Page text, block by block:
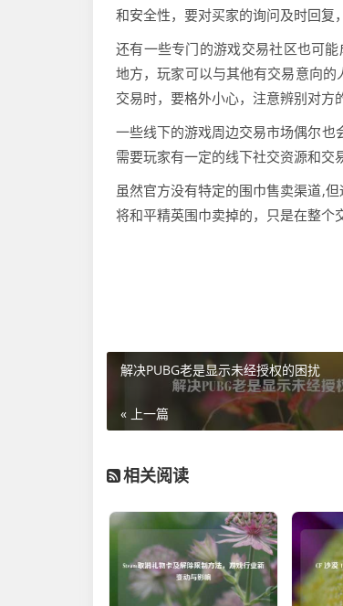
和安全性，要对买家的询问及时回复
还有一些专门的游戏交易社区也可
地方，玩家可以与其他有交易意向
交易时，要格外小心，注意辨别对方
一些线下的游戏周边交易市场偶尔也
需要玩家有一定的线下社交资源和交
虽然官方没有特定的围巾售卖渠道,
将和平精英围巾卖掉的，只是在整个
解决PUBG老是显示未经授权的困扰
« 上一篇
相关阅读